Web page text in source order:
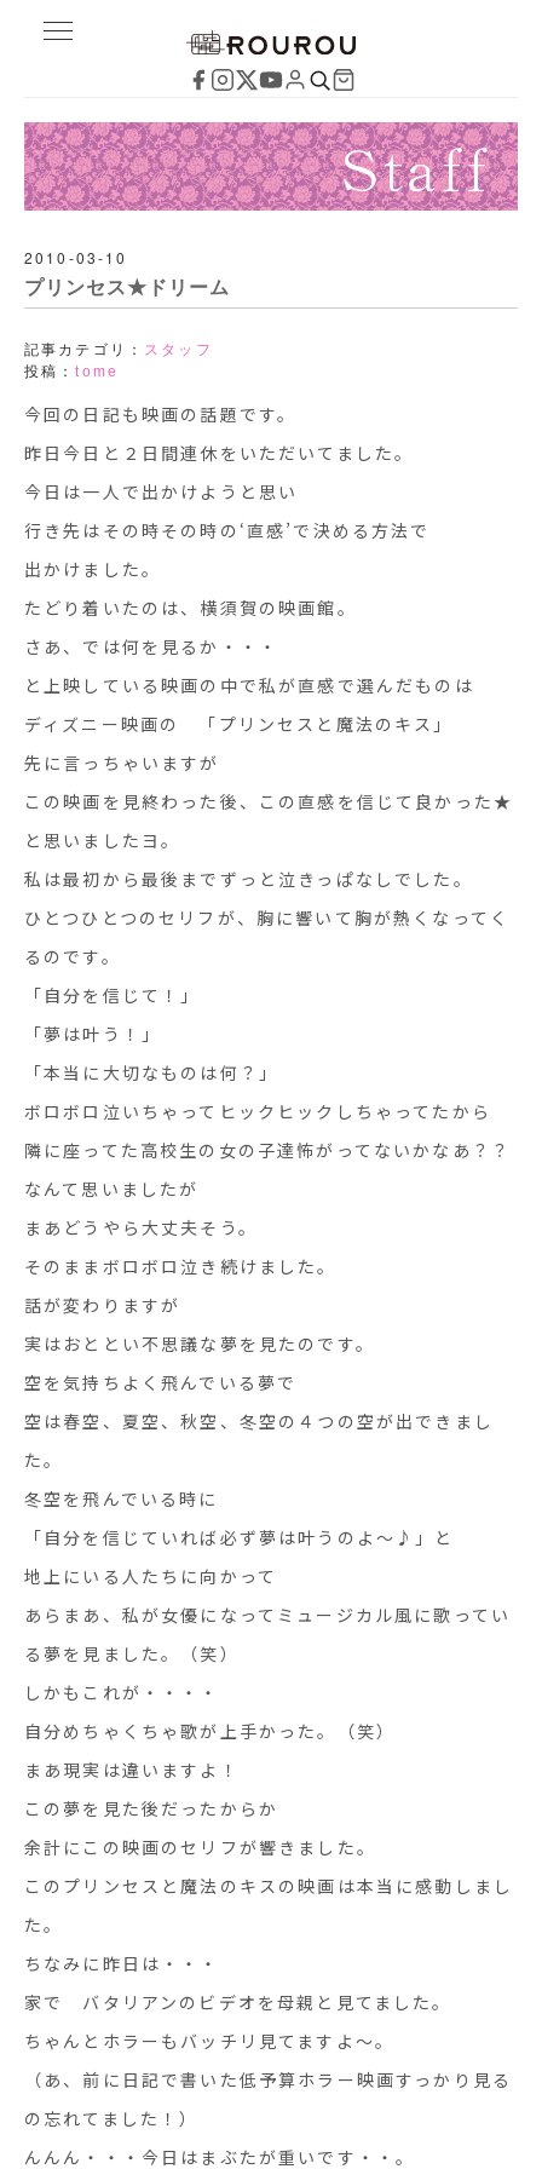
2010-03-10
プリンセス★ドリーム
記事カテゴリ：
スタッフ
投稿：tome
今回の日記も映画の話題です。
昨日今日と２日間連休をいただいてました。
今日は一人で出かけようと思い
行き先はその時その時の‘直感’で決める方法で
出かけました。
たどり着いたのは、横須賀の映画館。
さあ、では何を見るか・・・
と上映している映画の中で私が直感で選んだものは
ディズニー映画の 「プリンセスと魔法のキス」
先に言っちゃいますが
この映画を見終わった後、この直感を信じて良かった★
と思いましたヨ。
私は最初から最後までずっと泣きっぱなしでした。
ひとつひとつのセリフが、胸に響いて胸が熱くなってく
るのです。
「自分を信じて！」
「夢は叶う！」
「本当に大切なものは何？」
ボロボロ泣いちゃってヒックヒックしちゃってたから
隣に座ってた高校生の女の子達怖がってないかなあ？？
なんて思いましたが
まあどうやら大丈夫そう。
そのままボロボロ泣き続けました。
話が変わりますが
実はおととい不思議な夢を見たのです。
空を気持ちよく飛んでいる夢で
空は春空、夏空、秋空、冬空の４つの空が出できまし
た。
冬空を飛んでいる時に
「自分を信じていれば必ず夢は叶うのよ～♪」と
地上にいる人たちに向かって
あらまあ、私が女優になってミュージカル風に歌ってい
る夢を見ました。（笑）
しかもこれが・・・・
自分めちゃくちゃ歌が上手かった。（笑）
まあ現実は違いますよ！
この夢を見た後だったからか
余計にこの映画のセリフが響きました。
このプリンセスと魔法のキスの映画は本当に感動しまし
た。
ちなみに昨日は・・・
家で バタリアンのビデオを母親と見てました。
ちゃんとホラーもバッチリ見てますよ～。
（あ、前に日記で書いた低予算ホラー映画すっかり見る
の忘れてました！）
んんん・・・今日はまぶたが重いです・・。